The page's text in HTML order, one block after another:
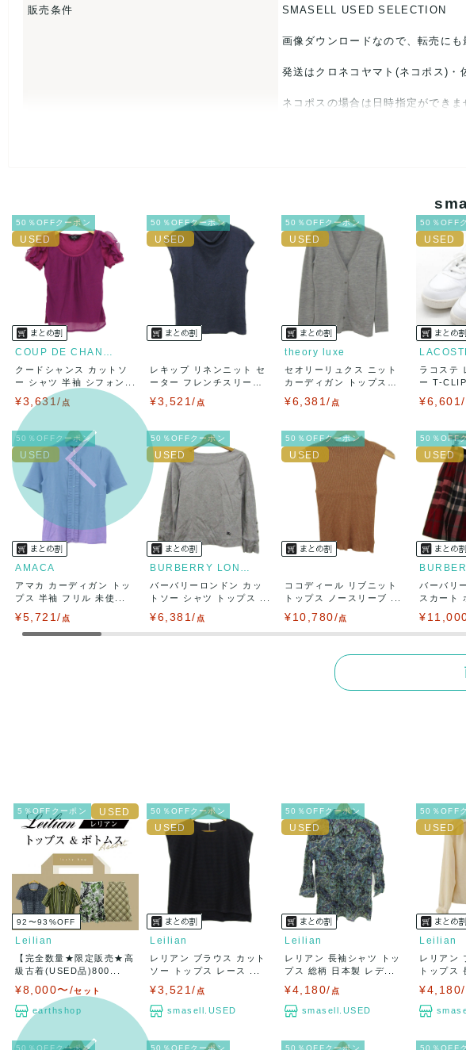
【 商品札 】
販売条件
SMASELL USED SELECTION
画像ダウンロードなので、転売にも
発送はクロネコヤマト(ネコポス)・
ネコポスの場合は日時指定ができま
USED品に関しましては、見る方
また商品には細心の注意をはらっ
とがあれば、誠意をもって対応致し
また並行輸入品もございますので
万が一、購入後に偽造品等が発覚
決済方法 クレジットカード、メルペイ、
出荷 送料：¥1,650 (見込み)
送料表
出荷目安：5営業日以内
出荷予定日：なるべく最短で発送
50％OFFクーポン
クードシャンス カットソ
ー シャツ 半袖 シフォン...
¥3,631/ 点
50％OFFクーポン
レキップ リネンニット セ
ーター フレンチスリー
¥3,521/ 点
50％OFFクーポン
theory luxe
セオリーリュクス ニット
カーディガン トップス
¥6,381/ 点
50％OFF
ラコステ
ー T-
¥6,601/
50％OFFクーポン
AMACA
アマカ カーディガン トッ
プス 半袖 フリル 未使...
¥5,721/ 点
50％OFFクーポン
バーバリーロンドン カッ
トソー シャツ トップス ...
¥6,381/ 点
50％OFFクーポン
ココディール リブニット
トップス ノースリーブ ...
¥10,780/点
50％OFF
バーバリ
スカート
5％OFFクーポン
92〜93 %OFF
Leilian
【完全数量★限定販売★高
級古着(USED品)800...
¥8,000〜/セット
earthshop
50％OFFクーポン
Leilian
レリアン ブラウス カット
ソー トップス レース ...
¥3,521/ 点
smasell.USED
50％OFFクーポン
Leilian
レリアン 長袖シャツ トッ
プス 総柄 日本製 レデ...
¥4,180/ 点
smasell.USED
50％OFF
Leilian
レリアン
トップス
¥4,180/
50％OFFクーポン 50％OFFクーポン 50％OFFクーポン 50％OFF